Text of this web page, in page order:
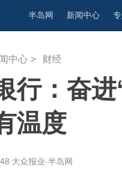
半岛网 新闻中心
中心 > 财经
行：奋
温度
大众报业·半岛网